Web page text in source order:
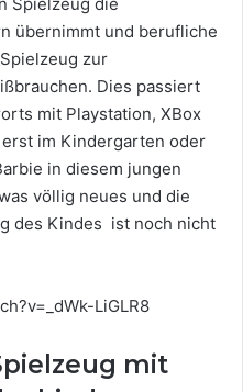
übernimmt und berufliche
zur
Dies passiert
mit Playstation, XBox
im Kindergarten oder
in diesem jungen
völlig neues und die
des Kindes ist noch nicht
LiGLR8
mit